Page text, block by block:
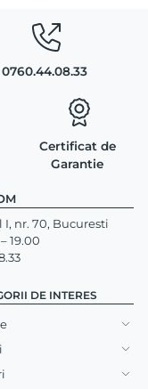
0760.44.08.33
Certificat de
Garantie
nr. 70, Bucuresti
19.00
DE INTERES